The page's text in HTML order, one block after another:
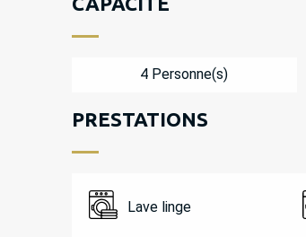
4 Personne(s)
PRESTATIONS
Lave linge